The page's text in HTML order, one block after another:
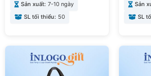
Sản xuất: 7-10 ngày
SL tối thiểu: 50
Sản
SL